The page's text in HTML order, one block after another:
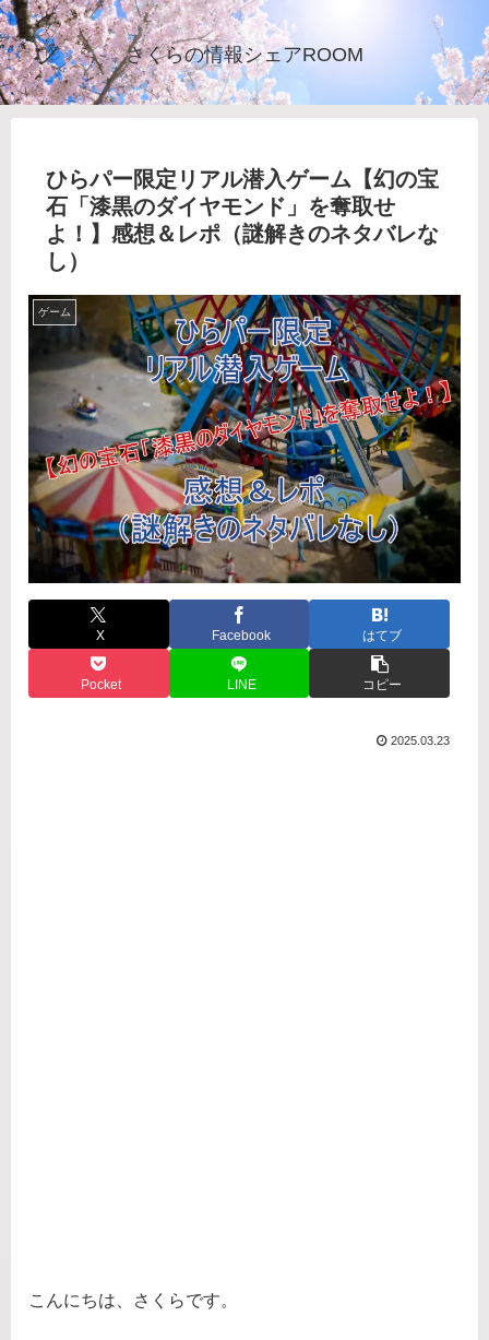
さくらの情報シェアROOM
ひらパー限定リアル潜入ゲーム【幻の宝
石「漆黒のダイヤモンド」を奪取せ
よ！】感想＆レポ（謎解きのネタバレな
し）
ゲーム
X Facebook はてブ
Pocket LINE コピー
2025.03.23
こんにちは、さくらです。